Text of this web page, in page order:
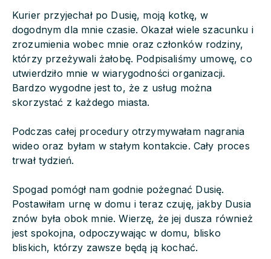
Kurier przyjechał po Dusię, moją kotkę, w
dogodnym dla mnie czasie. Okazał wiele szacunku i
zrozumienia wobec mnie oraz członków rodziny,
którzy przeżywali żałobę. Podpisaliśmy umowę, co
utwierdziło mnie w wiarygodności organizacji.
Bardzo wygodne jest to, że z usług można
skorzystać z każdego miasta.
Podczas całej procedury otrzymywałam nagrania
wideo oraz byłam w stałym kontakcie. Cały proces
trwał tydzień.
Spogad pomógł nam godnie pożegnać Dusię.
Postawiłam urnę w domu i teraz czuję, jakby Dusia
znów była obok mnie. Wierzę, że jej dusza również
jest spokojna, odpoczywając w domu, blisko
bliskich, którzy zawsze będą ją kochać.